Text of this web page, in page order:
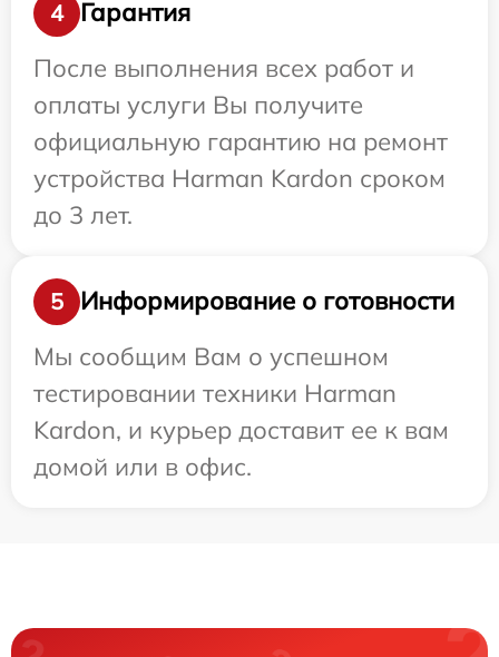
4
Гарантия
После выполнения всех работ и
оплаты услуги Вы получите
официальную гарантию на ремонт
устройства Harman Kardon сроком
до 3 лет.
5
Информирование о готовности
Мы сообщим Вам о успешном
тестировании техники Harman
Kardon, и курьер доставит ее к вам
домой или в офис.